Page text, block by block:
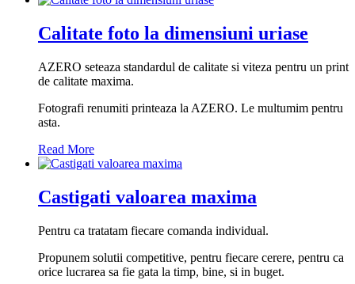
Calitate foto la dimensiuni uriase
AZERO seteaza standardul de calitate si viteza pentru un print
de calitate maxima.
Fotografi renumiti printeaza la AZERO. Le multumim pentru
asta.
Read More
Castigati valoarea maxima
Pentru ca tratatam fiecare comanda individual.
Propunem solutii competitive, pentru fiecare cerere, pentru ca
orice lucrarea sa fie gata la timp, bine, si in buget.